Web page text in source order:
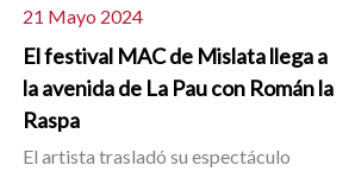
21 Mayo 2024
El festival MAC de Mislata llega a
la avenida de La Pau con Román la
Raspa
El artista trasladó su espectáculo